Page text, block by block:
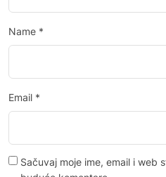
Name *
Email *
Sačuvaj moje ime, email i web